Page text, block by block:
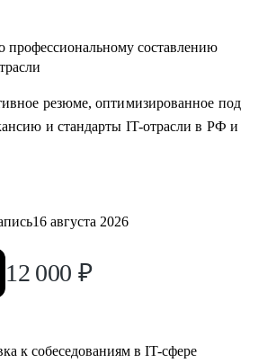
профессиональному составлению
резюме, оптимизированное под
и стандарты IT-отрасли в РФ и
16 августа 2026
12 000 ₽
к собеседованиям в IT-сфере